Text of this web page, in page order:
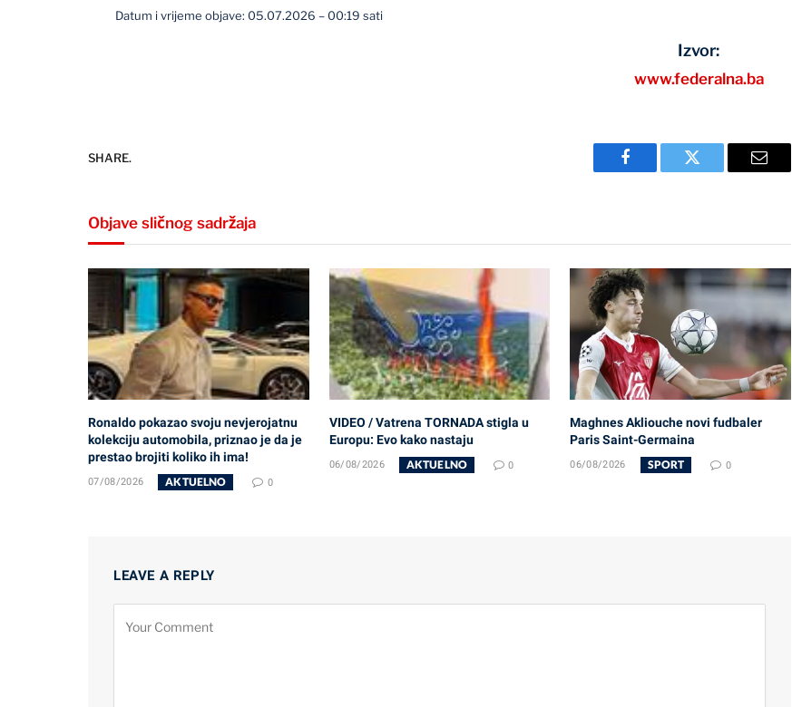
Datum i vrijeme objave: 05.07.2026 – 00:19 sati
Izvor:
www.federalna.ba
SHARE.
Facebook Twitter Email
Objave sličnog sadržaja
Ronaldo pokazao svoju nevjerojatnu
kolekciju automobila, priznao je da je
prestao brojiti koliko ih ima!
07/08/2026 AKTUELNO 0
VIDEO / Vatrena TORNADA stigla u
Europu: Evo kako nastaju
06/08/2026 AKTUELNO 0
Maghnes Akliouche novi fudbaler
Paris Saint-Germaina
06/08/2026 SPORT 0
LEAVE A REPLY